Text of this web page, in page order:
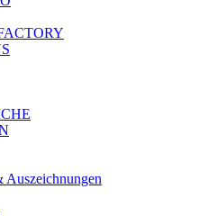
Auszeichnungen